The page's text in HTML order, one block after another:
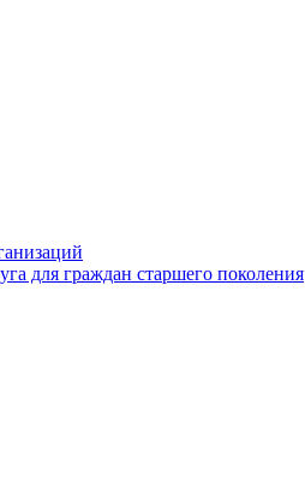
для граждан старшего поколения